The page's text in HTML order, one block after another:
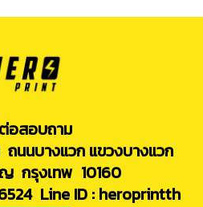
อสอบถาม
นนบางแวก แขวงบางแวก
กรุงเทพ 10160
Line ID : heroprintth